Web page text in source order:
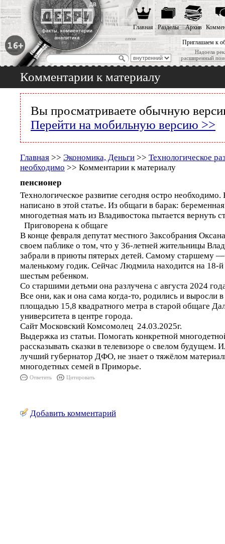
Приглашаем к
Надоела
расширенный
Главная Разделы Архив
Комментарии к материалу
Вы просматриваете обычную
Перейти на мобильную версию >>
Главная >> Экономика, Деньги >> Технологическое
необходимо >> Комментарии к материалу
пенсионер
Технологическое развитие сегодня остро
написано в этой статье. Из общаги в барак:
многодетная мать из Владивостока пытается вернуть
Приговорена к общаге
В конце февраля депутат местного Заксобрания
своем паблике о том, что у 36-летней жительницы
забрали в приюты пятерых детей. Самому старшему
маленькому годик. Сейчас Людмила находится на 18-
шестым ребенком.
Со старшими детьми она разлучена с августа 2024
Все они, как и она сама когда-то, родились и выросли
площадью 15,8 квадратного метра в старой общаге
университета в центре города.
Сайт Московский Комсомолец 24.03.2025г.
Выдержка из статьи. Помогать конкретной
рассказывать сказки в телевизоре о свелом будущем.
лучший губернатор ДФО, не знает о тяжёлом
многодетных семей в Приморье.
Ответить Цитировать
Добавить комментарий